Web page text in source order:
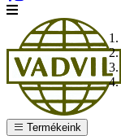
Termékeink